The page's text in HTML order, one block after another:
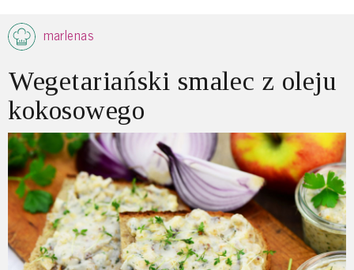
marlenas
Wegetariański smalec z oleju
kokosowego